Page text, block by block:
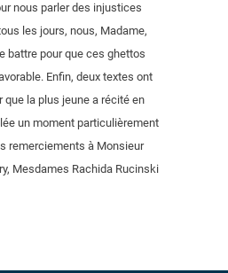
nous parler des injustices
les jours, nous, Madame,
battre pour que ces ghettos
Enfin, deux textes ont
que la plus jeune a récité en
un moment particulièrement
remerciements à Monsieur
Mesdames Rachida Rucinski